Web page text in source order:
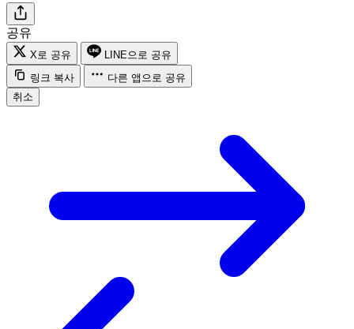
공유
X로 공유
LINE으로 공유
링크 복사
다른 앱으로 공유
취소